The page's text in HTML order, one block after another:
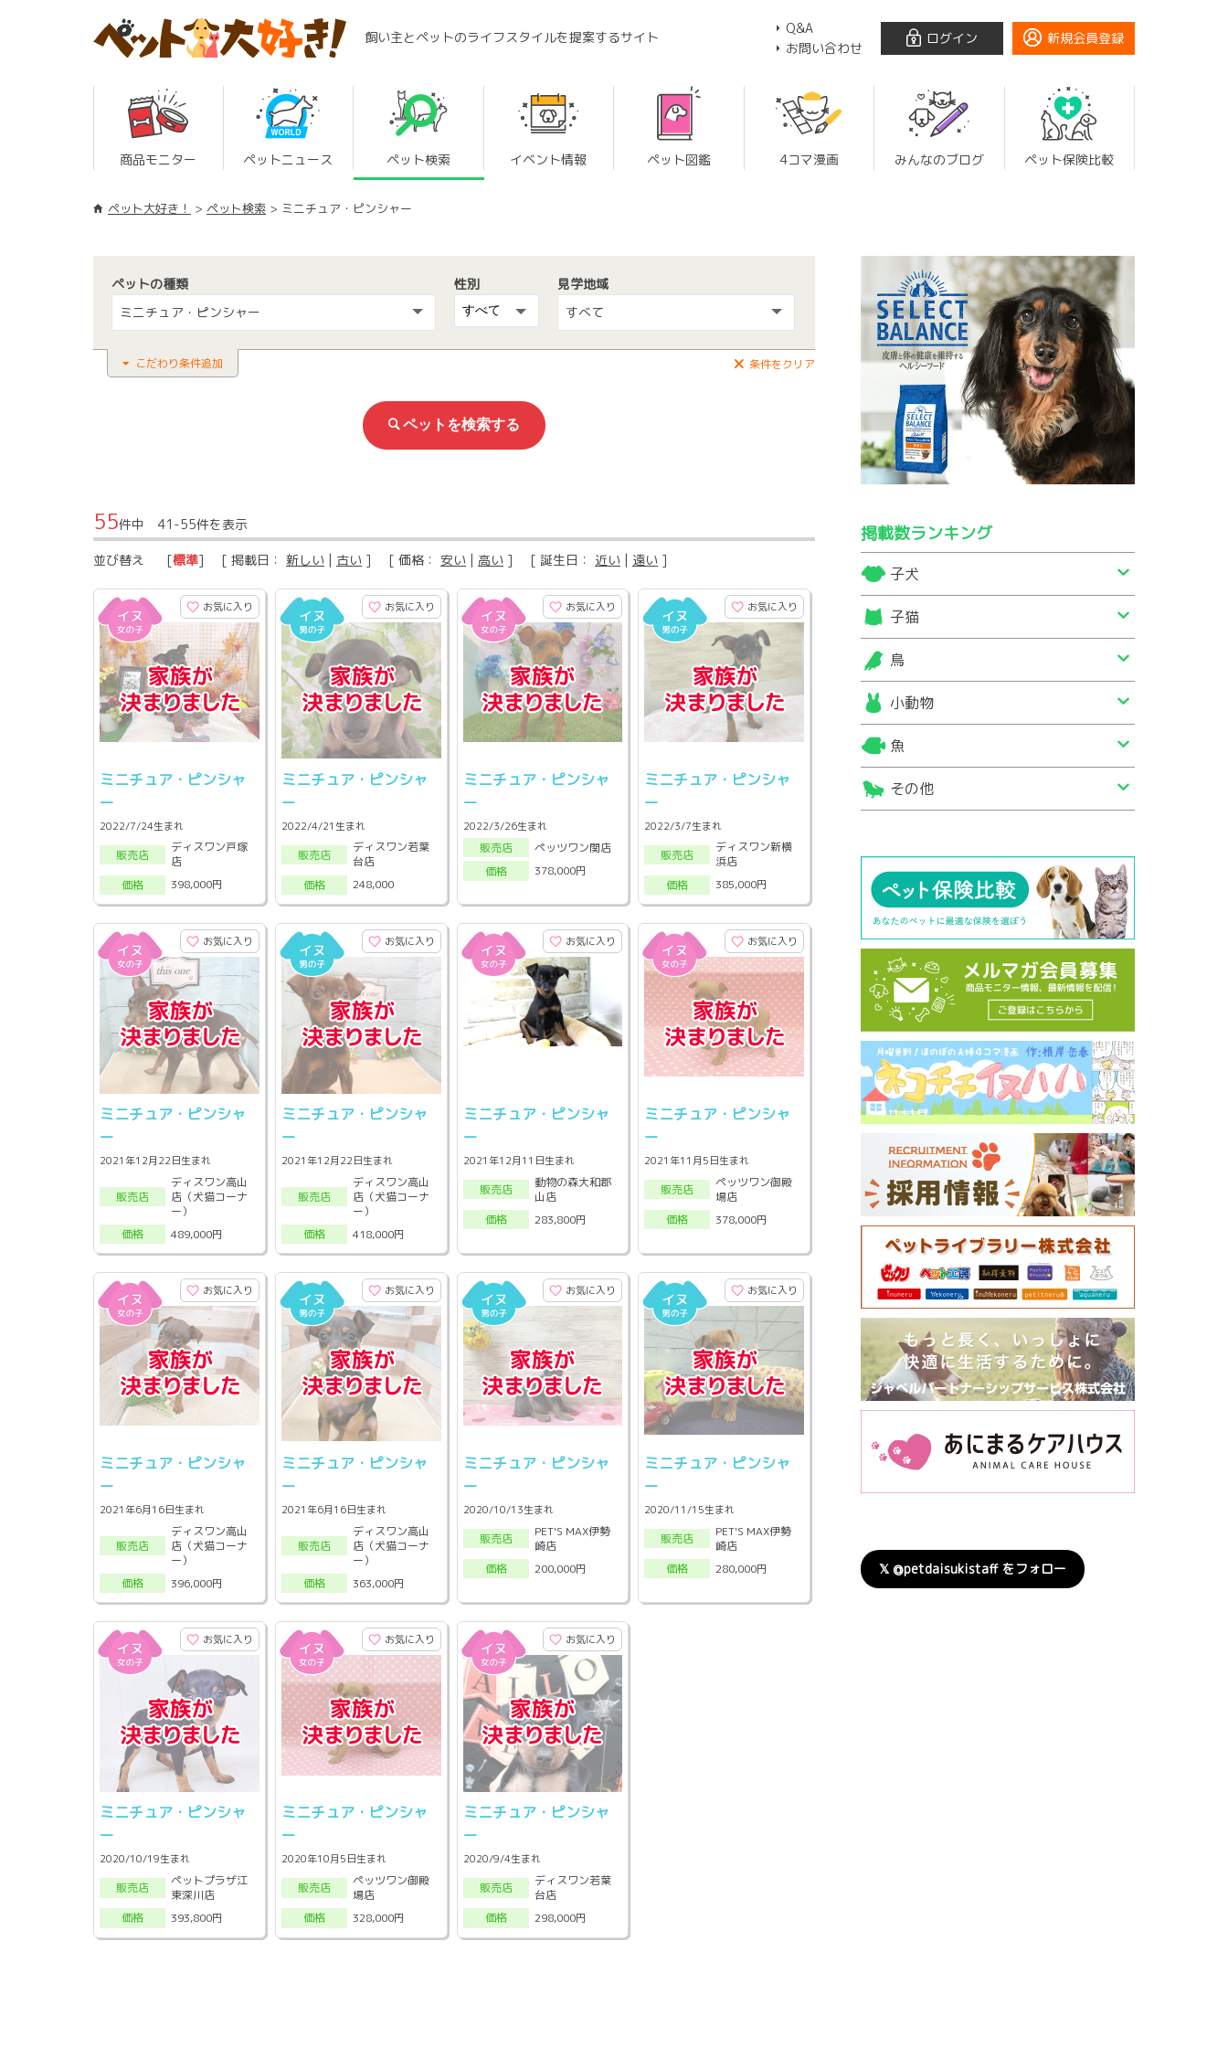
飼い主とペットのライフスタイルを提案するサイト
Q&A
お問い合わせ
ログイン 新規会員登録
商品モニター ペットニュース ペット検索 イベント情報 ペット図鑑 4コマ漫画 みんなのブログ ペット保険比較
ペット大好き！ ペット検索 ミニチュア・ピンシャー
ペットの種類
ミニチュア・ピンシャー
性別
見学地域
すべて
こだわり条件追加 条件をクリア
55件中 41-55件を表示
並び替え [標準] [ 掲載日： 新しい | 古い ] [ 価格： 安い | 高い ] [ 誕生日： 近い | 遠い ]
お気に入り
ミニチュア・ピンシャ
ー
2022/7/24生まれ
販売店
ディスワン戸塚
店
価格
398,000円
お気に入り
ミニチュア・ピンシャ
ー
2022/4/21生まれ
販売店
ディスワン若葉
台店
価格
248,000
お気に入り
ミニチュア・ピンシャ
ー
2022/3/26生まれ
販売店
ペッツワン関店
価格
378,000円
お気に入り
ミニチュア・ピンシャ
ー
2022/3/7生まれ
販売店
ディスワン新横
浜店
価格
385,000円
お気に入り
ミニチュア・ピンシャ
ー
2021年12月22日生まれ
販売店
ディスワン高山
店（犬猫コーナ
ー）
価格
489,000円
お気に入り
ミニチュア・ピンシャ
ー
2021年12月22日生まれ
販売店
ディスワン高山
店（犬猫コーナ
ー）
価格
418,000円
お気に入り
ミニチュア・ピンシャ
ー
2021年12月11日生まれ
販売店
動物の森大和郡
山店
価格
283,800円
お気に入り
ミニチュア・ピンシャ
ー
2021年11月5日生まれ
販売店
ペッツワン御殿
場店
価格
378,000円
お気に入り
ミニチュア・ピンシャ
ー
2021年6月16日生まれ
販売店
ディスワン高山
店（犬猫コーナ
ー）
価格
396,000円
お気に入り
ミニチュア・ピンシャ
ー
2021年6月16日生まれ
販売店
ディスワン高山
店（犬猫コーナ
ー）
価格
363,000円
お気に入り
ミニチュア・ピンシャ
ー
2020/10/13生まれ
販売店
PET'S MAX伊勢
崎店
価格
200,000円
お気に入り
ミニチュア・ピンシャ
ー
2020/11/15生まれ
販売店
PET'S MAX伊勢
崎店
価格
280,000円
お気に入り
ミニチュア・ピンシャ
ー
2020/10/19生まれ
販売店
ペットプラザ江
東深川店
価格
393,800円
お気に入り
ミニチュア・ピンシャ
ー
2020年10月5日生まれ
販売店
ペッツワン御殿
場店
価格
328,000円
お気に入り
ミニチュア・ピンシャ
ー
2020/9/4生まれ
販売店
ディスワン若葉
台店
価格
298,000円
掲載数ランキング
子犬
子猫
鳥
小動物
魚
その他
𝕏 @petdaisukistaff をフォロー